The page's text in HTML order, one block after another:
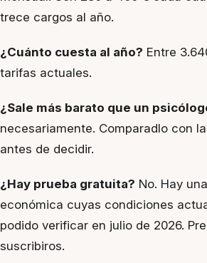
trece cargos al año.
¿Cuánto cuesta al año? Entre
tarifas actuales.
¿Sale más barato que un
necesariamente. Comparadlo con
antes de decidir.
¿Hay prueba gratuita? No. Hay
económica cuyas condiciones
podido verificar en julio de 2026.
suscribiros.